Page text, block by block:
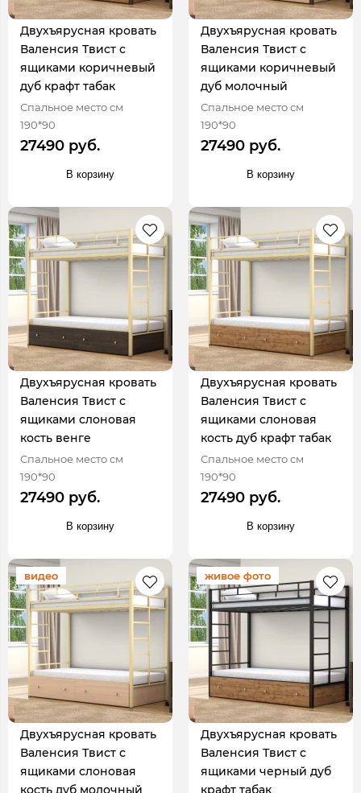
Двухъярусная кровать
Валенсия Твист с
ящиками коричневый
дуб крафт табак
Спальное место см
190*90
27490 руб.
В корзину
Двухъярусная кровать
Валенсия Твист с
ящиками коричневый
дуб молочный
Спальное место см
190*90
27490 руб.
В корзину
Двухъярусная кровать
Валенсия Твист с
ящиками слоновая
кость венге
Спальное место см
190*90
27490 руб.
В корзину
Двухъярусная кровать
Валенсия Твист с
ящиками слоновая
кость дуб крафт табак
Спальное место см
190*90
27490 руб.
В корзину
видео
Двухъярусная кровать
Валенсия Твист с
ящиками слоновая
кость дуб молочный
живое фото
Двухъярусная кровать
Валенсия Твист с
ящиками черный дуб
крафт табак